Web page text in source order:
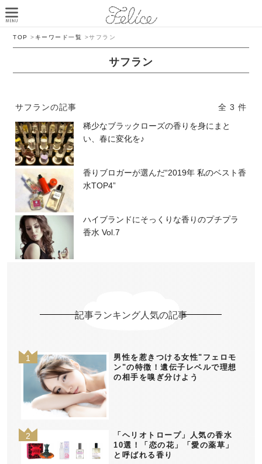
TOP > キーワード一覧 >サフラン
サフラン
サフランの記事
全 3 件
稀少なブラックローズの香りを身にまと
い、春に変化を♪
香りブロガーが選んだ“2019年 私のベスト香
水TOP4”
ハイブランドにそっくりな香りのプチプラ
香水 Vol.7
記事ランキング人気の記事
男性を惹きつける女性"フェロモ
ン"の特徴！遺伝子レベルで理想
の相手を嗅ぎ分けよう
「ヘリオトロープ」人気の香水
10選！「恋の花」「愛の薬草」
と呼ばれる香り